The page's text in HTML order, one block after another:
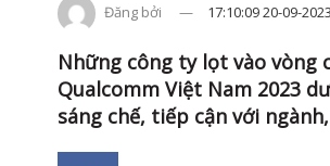
Đăng bởi 17:10:09 20-09-2023
Những công ty lọt vào vòng
Qualcomm Việt Nam 2023
sáng chế, tiếp cận với